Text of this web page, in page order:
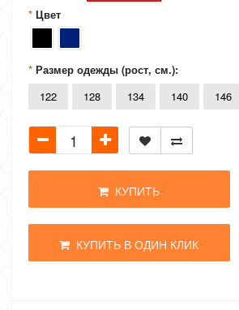
Цвет
Размер одежды (рост, см.):
122
128 134 140 146
КУПИТЬ
КУПИТЬ В ОДИН КЛИК